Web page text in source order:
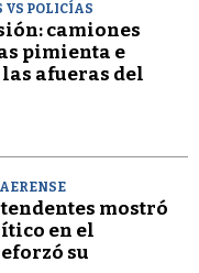
VS POLICÍAS
camiones
pimienta e
afueras del
mostró
en el
su